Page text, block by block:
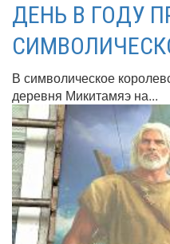
ДЕНЬ В ГОДУ
В символическое
деревня Микитамяэ на...